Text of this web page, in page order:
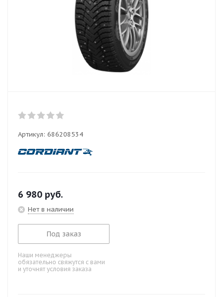
Артикул: 686208534
6 980 руб.
Нет в наличии
Под заказ
Наши менеджеры
обязательно свяжутся с вами
и уточнят условия заказа